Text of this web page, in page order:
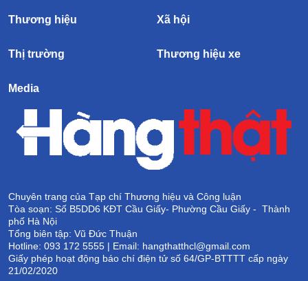
Thương hiệu Xã hội
Thị trường Thương hiệu xe
Media
Chuyên trang của Tạp chí Thương hiệu và Công luận
Tòa soạn: Số B5DD6 KĐT Cầu Giấy- Phường Cầu Giấy - Thành
phố Hà Nội
Tổng biên tập: Vũ Đức Thuận
Hotline: 093 172 5555 | Email: hangthatthcl@gmail.com
Giấy phép hoạt động báo chí điện tử số 64/GP-BTTTT cấp ngày
21/02/2020